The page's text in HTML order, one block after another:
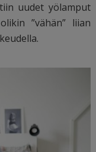
uudet yölamput
”vähän” liian